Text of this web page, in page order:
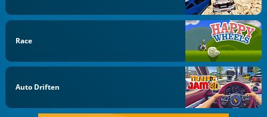
Race
Auto Driften